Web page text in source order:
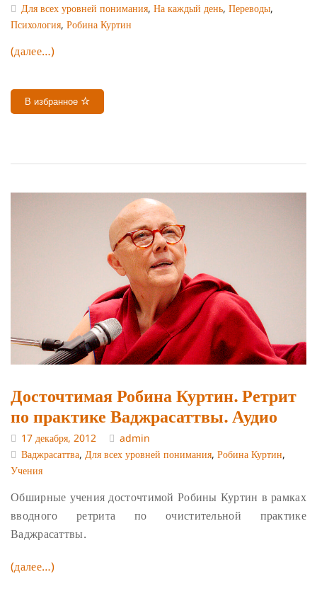
Для всех уровней понимания, На каждый день, Переводы,
Психология, Робина Куртин
(далее…)
В избранное
Досточтимая Робина Куртин. Ретрит
по практике Ваджрасаттвы. Аудио
17 декабря, 2012
admin
Ваджрасаттва, Для всех уровней понимания, Робина Куртин,
Учения
Обширные учения досточтимой Робины Куртин в рамках
вводного ретрита по очистительной практике
Ваджрасаттвы.
(далее…)